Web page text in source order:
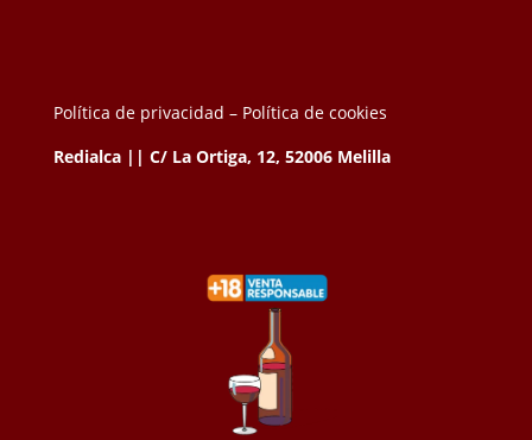
Política de privacidad – Política de cookies
Redialca || C/ La Ortiga, 12, 52006 Melilla